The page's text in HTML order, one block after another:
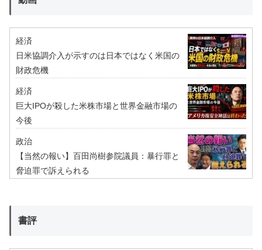
経済
日米協調介入が示すのは日本ではなく米国の
財政危機
経済
巨大IPOが殺した米株市場と世界金融市場の
今後
政治
【当然の報い】百田尚樹参院議員：暴行罪と
脅迫罪で訴えられる
書評